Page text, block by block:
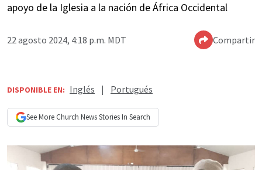
apoyo de la Iglesia a la nación de África Occidental
22 agosto 2024, 4:18 p.m. MDT Compartir
DISPONIBLE EN: Inglés | Portugués
See More Church NewsStories In Search